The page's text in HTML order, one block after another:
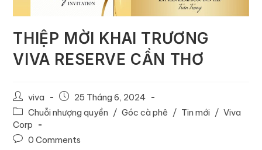
THIỆP MỜI KHAI TRƯƠNG
VIVA RESERVE CẦN THƠ
viva
25 Tháng 6, 2024
Chuỗi nhượng quyền / Góc cà phê / Tin mới / Viva
Corp
0 Comments